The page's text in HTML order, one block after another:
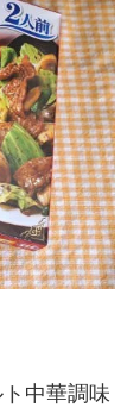
中華調味